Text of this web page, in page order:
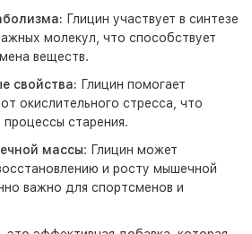
Глицин участвует в синтезе
молекул, что способствует
веществ.
свойства: Глицин помогает
окислительного стресса, что
старения.
массы: Глицин может
и росту мышечной
важно для спортсменов и